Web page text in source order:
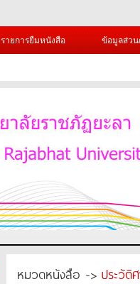
รายการยืมหนังสือ ข้อมูลส่ว
หมวดหนังสือ -> ประวัติ